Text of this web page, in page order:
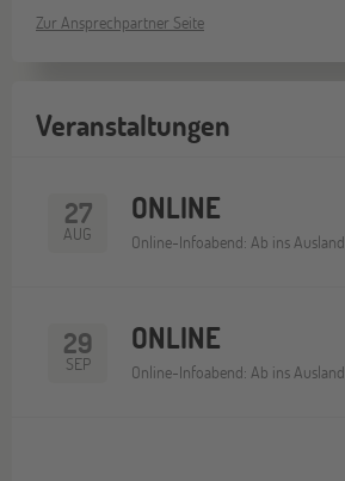
Zur Ansprechpartner Seite
Veranstaltungen
27
AUG
ONLINE
Online-Infoabend: Ab ins Ausland
29
SEP
ONLINE
Online-Infoabend: Ab ins Ausland